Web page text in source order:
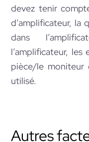
devez tenir
d’amplificateur, la
dans
l’amplificateur,
pièce/le moniteur
utilisé.
Autres